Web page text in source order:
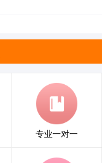
专业一对一